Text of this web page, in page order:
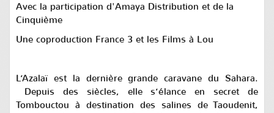
Avec la participation d'Amaya Distribution et de la
Cinquième
Une coproduction France 3 et les Films à Lou
L’Azalaï est la dernière grande caravane du Sahara.
Depuis des siècles, elle s’élance en secret de
Tombouctou à destination des salines de Taoudenit,